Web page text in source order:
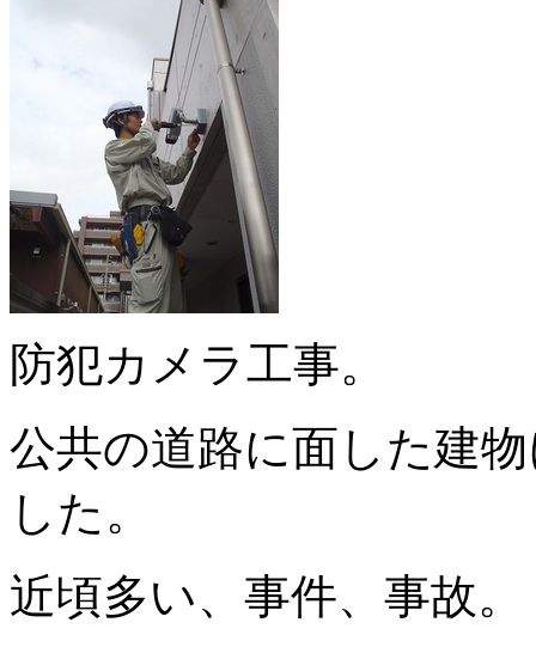
防犯カメラ工事。
公共の道路に面した建
した。
近頃多い、事件、事故。